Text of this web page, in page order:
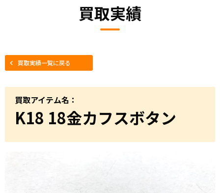
買取実績
買取実績一覧に戻る
買取アイテム名：
K18 18金カフスボタン